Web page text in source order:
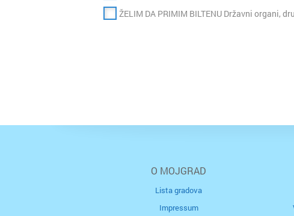
ŽELIM DA PRIMIM BILTENU Državni organi,
O MOJGRAD
Lista gradova
Impressum